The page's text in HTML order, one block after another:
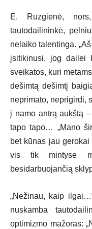
E. Ruzgienė,
tautodailininkė,
nelaiko talentinga.
įsitikinusi, jog dailei
sveikatos, kuri
dešimtą dešimtį
neprimato, neprigirdi,
į namo antrą aukštą
tapo tapo… „Mano
bet kūnas jau
vis tik mintyse
besidarbuojančią
„Nežinau, kaip
nuskamba
optimizmo mažoras: